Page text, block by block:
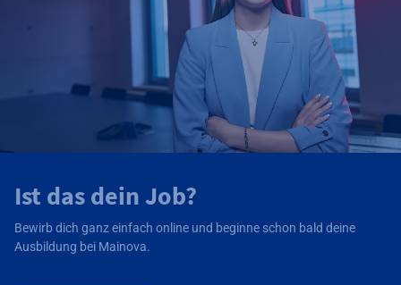
Ist das dein Job?
Bewirb dich ganz einfach online und beginne schon bald deine
Ausbildung bei Mainova.